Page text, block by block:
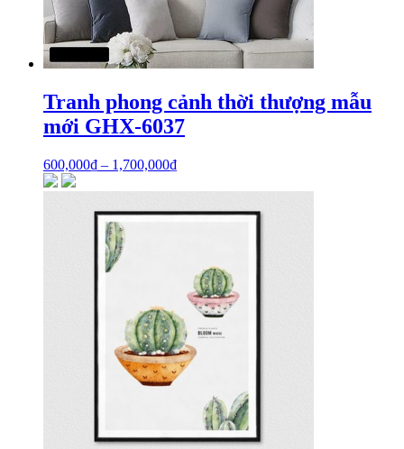
Tranh phong cảnh thời thượng mẫu
mới GHX-6037
600,000₫ – 1,700,000₫